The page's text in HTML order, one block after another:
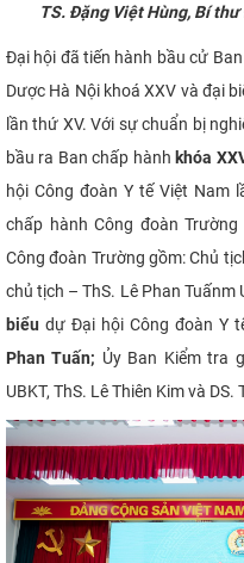
TS. Đặng Việt Hùng, Bí
Đại hội đã tiến hành bầu cử
Dược Hà Nội khoá XXV và đại
lần thứ XV. Với sự chuẩn bị
bầu ra Ban chấp hành khóa
hội Công đoàn Y tế Việt Nam
chấp hành Công đoàn
Công đoàn Trường gồm: Chủ
chủ tịch – ThS. Lê Phan Tuấnm
biểu dự Đại hội Công đoàn Y
Phan Tuấn; Ủy Ban Kiểm tra
UBKT, ThS. Lê Thiên Kim và DS.